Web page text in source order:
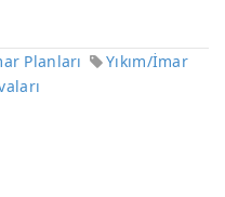
Planları
Yıkım/İmar